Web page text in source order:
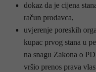
dokaz da je cijena
račun prodavca,
uvjerenje poreskih
kupac prvog stana u
na snagu Zakona o
vršio prenos prava